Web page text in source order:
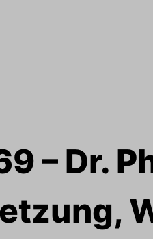
– Dr.